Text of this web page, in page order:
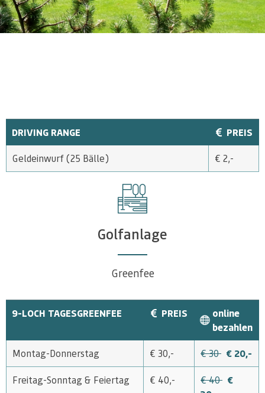
DRIVING RANGE PREIS
Geldeinwurf (25 Bälle) € 2,-
Golfanlage
Greenfee
9-LOCH TAGESGREENFEE PREIS
online
bezahlen
Montag-Donnerstag € 30,- € 30 € 20,-
Freitag-Sonntag & Feiertag € 40,- € 40 €